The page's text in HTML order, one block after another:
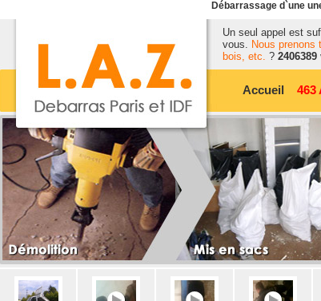
Débarrassage d`une
Un seul appel est
vous.
Nous prenons
bois, etc. ? 2406389
Accueil 463